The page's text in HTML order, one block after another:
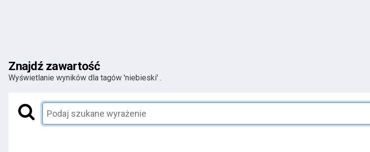
Znajdź zawartość
Wyświetlanie wyników dla tagów 'niebieski' .